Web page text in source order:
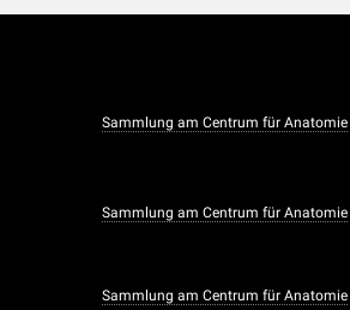
Sammlung am Centrum für Anatomie
Sammlung am Centrum für Anatomie
Sammlung am Centrum für Anatomie